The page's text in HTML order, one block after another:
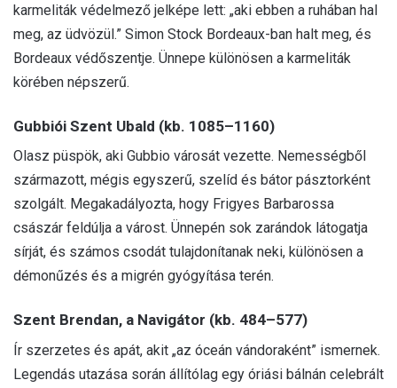
karmeliták védelmező jelképe lett: „aki ebben a ruhában hal
meg, az üdvözül.” Simon Stock Bordeaux-ban halt meg, és
Bordeaux védőszentje. Ünnepe különösen a karmeliták
körében népszerű.
Gubbiói Szent Ubald (kb. 1085–1160)
Olasz püspök, aki Gubbio városát vezette. Nemességből
származott, mégis egyszerű, szelíd és bátor pásztorként
szolgált. Megakadályozta, hogy Frigyes Barbarossa
császár feldúlja a várost. Ünnepén sok zarándok látogatja
sírját, és számos csodát tulajdonítanak neki, különösen a
démonűzés és a migrén gyógyítása terén.
Szent Brendan, a Navigátor (kb. 484–577)
Ír szerzetes és apát, akit „az óceán vándoraként” ismernek.
Legendás utazása során állítólag egy óriási bálnán celebrált